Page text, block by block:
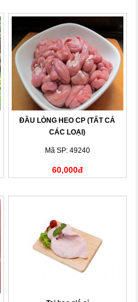
ĐẦU LÒNG HEO CP (TẤT CẢ
CÁC LOẠI)
Mã SP: 49240
60,000đ